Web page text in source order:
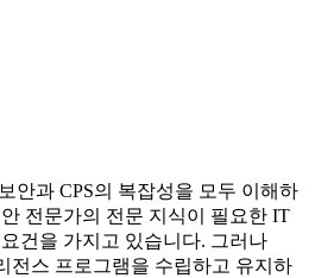
안과 CPS의 복잡성을 모두 이해하
전문가의 전문 지식이 필요한 IT
건을 가지고 있습니다. 그러나
전스 프로그램을 수립하고 유지하